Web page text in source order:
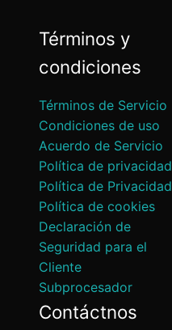
Términos y
condiciones
Términos de Servicio
Condiciones de uso
Acuerdo de Servicio
Política de privacidad
Política de Privacidad
Política de cookies
Declaración de
Seguridad para el
Cliente
Subprocesador
Contáctnos